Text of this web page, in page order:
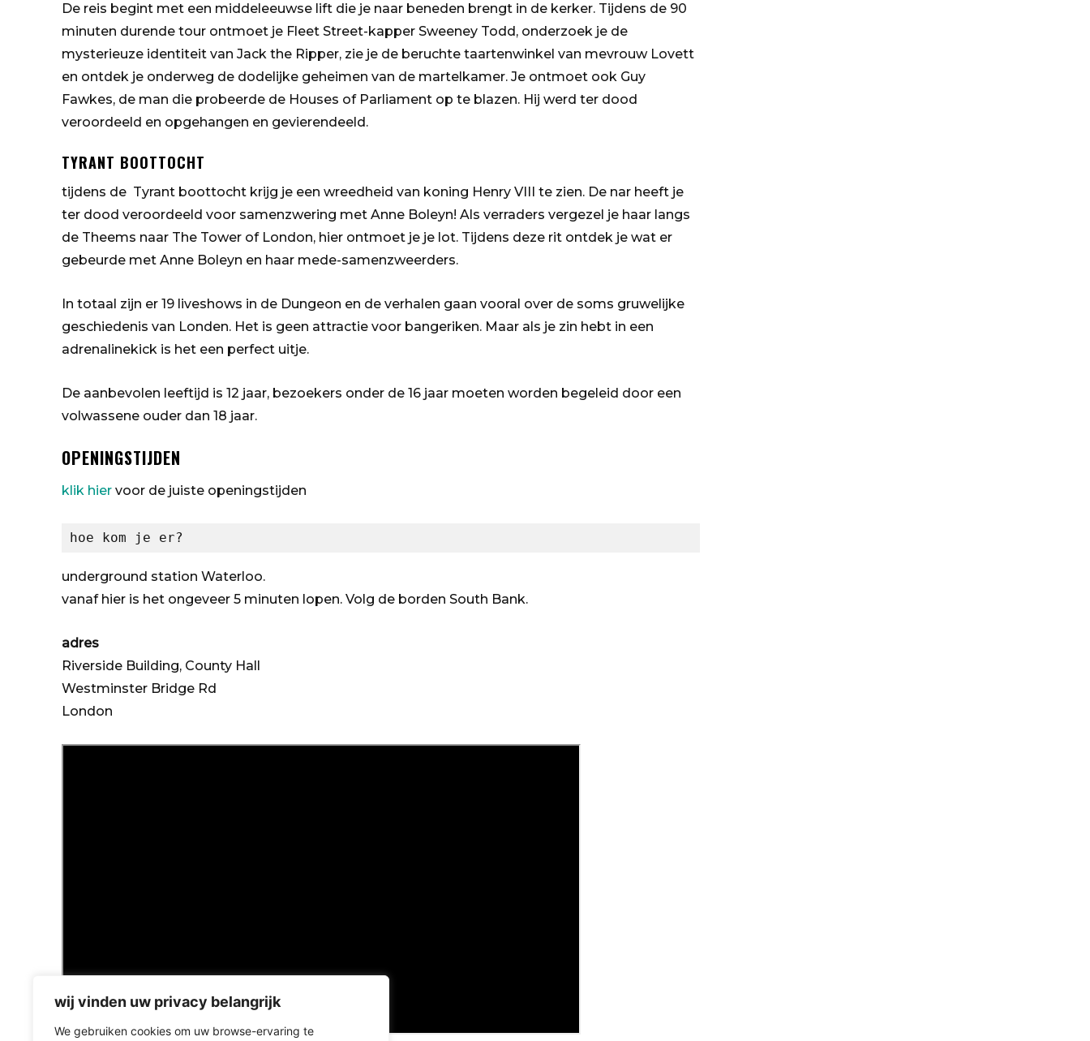
wij vinden uw privacy belangrijk
We gebruiken cookies om uw browse-ervaring te
De reis begint met een middeleeuwse lift die je naar beneden brengt in de kerker. Tijdens de 90
minuten durende tour ontmoet je Fleet Street-kapper Sweeney Todd, onderzoek je de
mysterieuze identiteit van Jack the Ripper, zie je de beruchte taartenwinkel van mevrouw Lovett
en ontdek je onderweg de dodelijke geheimen van de martelkamer. Je ontmoet ook Guy
Fawkes, de man die probeerde de Houses of Parliament op te blazen. Hij werd ter dood
veroordeeld en opgehangen en gevierendeeld.
TYRANT BOOTTOCHT
tijdens de Tyrant boottocht krijg je een wreedheid van koning Henry VIII te zien. De nar heeft je
ter dood veroordeeld voor samenzwering met Anne Boleyn! Als verraders vergezel je haar langs
de Theems naar The Tower of London, hier ontmoet je je lot. Tijdens deze rit ontdek je wat er
gebeurde met Anne Boleyn en haar mede-samenzweerders.
In totaal zijn er 19 liveshows in de Dungeon en de verhalen gaan vooral over de soms gruwelijke
geschiedenis van Londen. Het is geen attractie voor bangeriken. Maar als je zin hebt in een
adrenalinekick is het een perfect uitje.
De aanbevolen leeftijd is 12 jaar, bezoekers onder de 16 jaar moeten worden begeleid door een
volwassene ouder dan 18 jaar.
OPENINGSTIJDEN
klik hier voor de juiste openingstijden
hoe kom je er?
underground station Waterloo.
vanaf hier is het ongeveer 5 minuten lopen. Volg de borden South Bank.
adres
Riverside Building, County Hall
Westminster Bridge Rd
London